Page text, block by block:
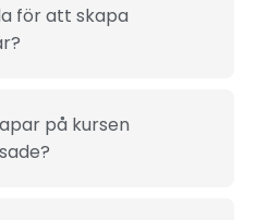
för att skapa
på kursen